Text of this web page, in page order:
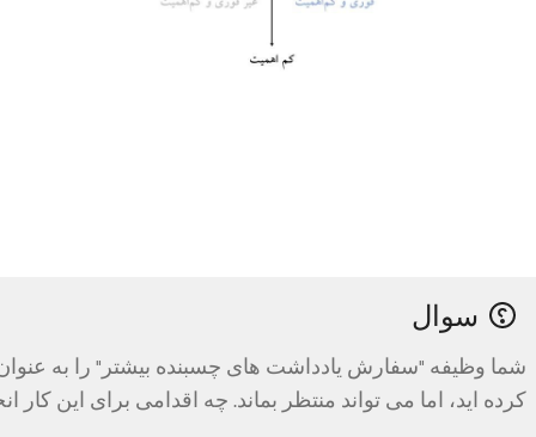
سوال
شما وظیفه "سفارش یادداشت های چسبنده بیشتر" را به
کرده اید، اما می تواند منتظر بماند. چه اقدامی برای این کار